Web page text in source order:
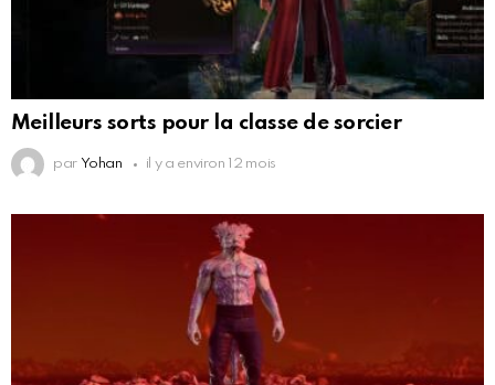
Meilleurs sorts pour la classe de sorcier
par Yohan il y a environ 12 mois